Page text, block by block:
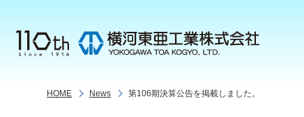
HOME News 第106期決算公告を掲載しました。